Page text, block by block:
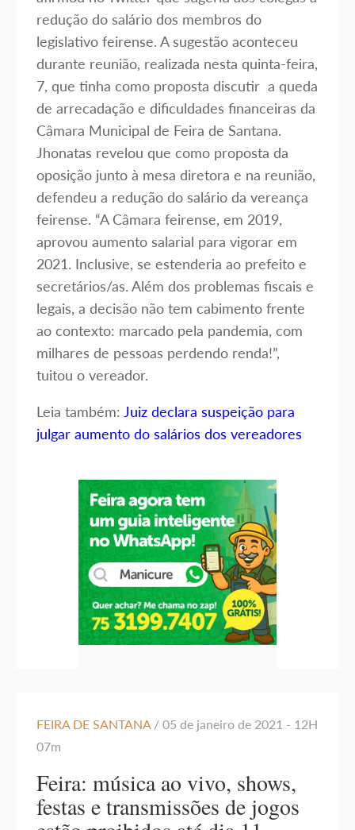
redução do salário dos membros do
legislativo feirense. A sugestão aconteceu
durante reunião, realizada nesta quinta-feira,
7, que tinha como proposta discutir a queda
de arrecadação e dificuldades financeiras da
Câmara Municipal de Feira de Santana.
Jhonatas revelou que como proposta da
oposição junto à mesa diretora e na reunião,
defendeu a redução do salário da vereança
feirense. “A Câmara feirense, em 2019,
aprovou aumento salarial para vigorar em
2021. Inclusive, se estenderia ao prefeito e
secretários/as. Além dos problemas fiscais e
legais, a decisão não tem cabimento frente
ao contexto: marcado pela pandemia, com
milhares de pessoas perdendo renda!”,
tuitou o vereador.
Leia também: Juiz declara suspeição para
julgar aumento do salários dos vereadores
FEIRA DE SANTANA / 05 de janeiro de 2021 - 12H
07m
Feira: música ao vivo, shows,
festas e transmissões de jogos